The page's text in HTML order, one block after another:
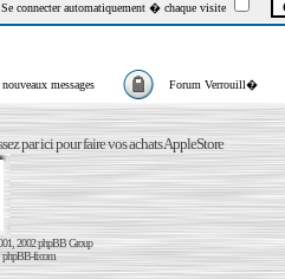
connecter automatiquement � chaque visite
messages Forum Verrouill�
par ici pour faire vos achats AppleStore
2002 phpBB Group
phpBB-fr.com